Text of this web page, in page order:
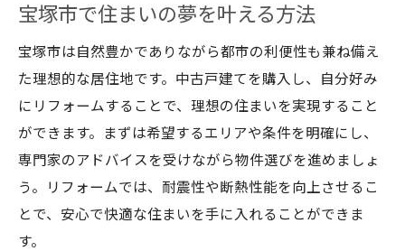
宝塚市で住まいの夢を叶える方法
宝塚市は自然豊かでありながら都市の利便性も兼ね備え
た理想的な居住地です。中古戸建てを購入し、自分好み
にリフォームすることで、理想の住まいを実現すること
ができます。まずは希望するエリアや条件を明確にし、
専門家のアドバイスを受けながら物件選びを進めましょ
う。リフォームでは、耐震性や断熱性能を向上させるこ
とで、安心で快適な住まいを手に入れることができま
す。